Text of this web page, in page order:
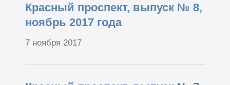
Красный проспект, выпуск № 8,
ноябрь 2017 года
7 ноября 2017